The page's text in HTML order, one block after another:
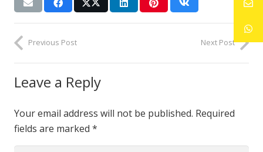
Previous Post Next Post
Leave a Reply
Your email address will not be published. Required
fields are marked *